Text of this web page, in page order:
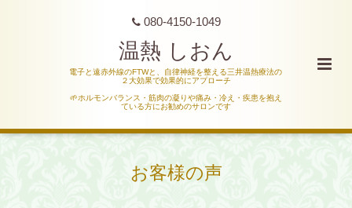
080-4150-1049
温熱 しおん
電子と遠赤外線のFTWと、自律神経を整える三井温熱療法の
２大効果で効果的にアプローチ
🌱ホルモンバランス・筋肉の凝りや痛み・冷え・疾患を抱え
ている方にお勧めのサロンです
お客様の声